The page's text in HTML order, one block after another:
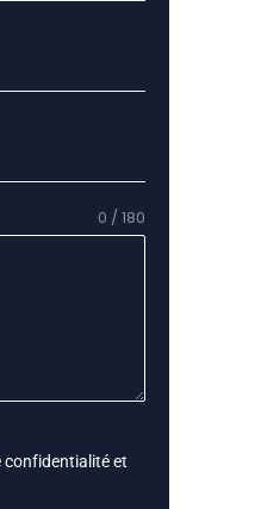
0 / 180
confidentialitéet